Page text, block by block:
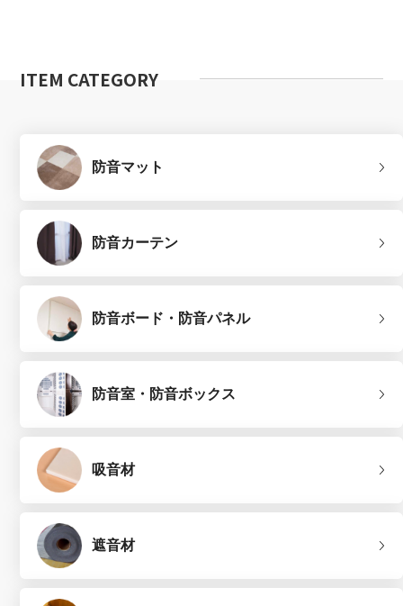
ITEM CATEGORY
防音マット
防音カーテン
防音ボード・防音パネル
防音室・防音ボックス
吸音材
遮音材